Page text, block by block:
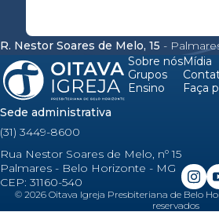
R. Nestor Soares de Melo, 15 -
Sobre nós
Grupos
Ensino
Mídia
Faça
Sede administrativa
(31) 3449-8600
Rua Nestor Soares de Melo, nº 15
Palmares - Belo Horizonte - MG
CEP: 31160-540
© 2026Oitava Igreja Presbiteriana de Belo
reservados